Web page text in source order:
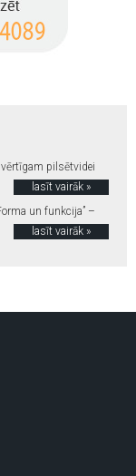
pilsētvidei
lasīt vairāk »
un funkcija” –
lasīt vairāk »